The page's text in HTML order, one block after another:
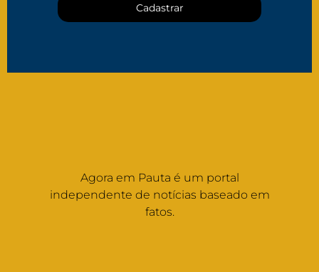
Cadastrar
Agora em Pauta é um portal
independente de notícias baseado em
fatos.